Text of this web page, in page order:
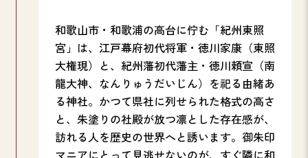
和歌山市・和歌浦の高台に佇む「紀州東照
宮」は、江戸幕府初代将軍・徳川家康（東照
大権現）と、紀州藩初代藩主・徳川頼宣（南
龍大神、なんりゅうだいじん）を祀る由緒あ
る神社。かつて県社に列せられた格式の高さ
と、朱塗りの社殿が放つ凛とした存在感が、
訪れる人を歴史の世界へと誘います。御朱印
マニアにとって見逃せないのが、すぐ隣に和